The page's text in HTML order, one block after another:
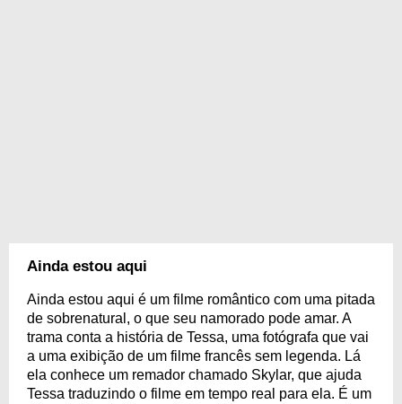
Ainda estou aqui
Ainda estou aqui é um filme romântico com uma pitada
de sobrenatural, o que seu namorado pode amar. A
trama conta a história de Tessa, uma fotógrafa que vai
a uma exibição de um filme francês sem legenda. Lá
ela conhece um remador chamado Skylar, que ajuda
Tessa traduzindo o filme em tempo real para ela. É um